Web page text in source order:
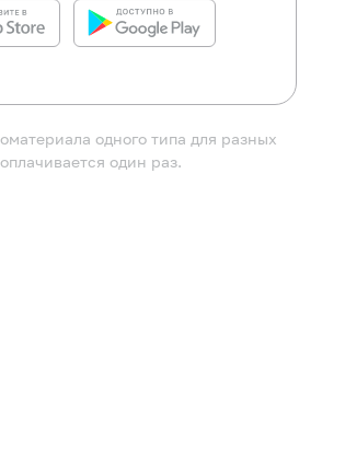
одного типа для разных
один раз.